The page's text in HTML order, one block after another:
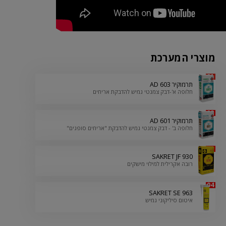
מוצרי המערכת
01
תרמוקיר AD 603
חלופה א'-דבק צמנטי גמיש להדבקת אריחים
02
תרמוקיר AD 601
חלופה ב' - דבק צמנטי גמיש להדבקת "אריחים סופגים"
03
SAKRET JF 930
רובה אקרילית למילוי מישקים
04
SAKRET SE 963
איטום סיליקוני גמיש